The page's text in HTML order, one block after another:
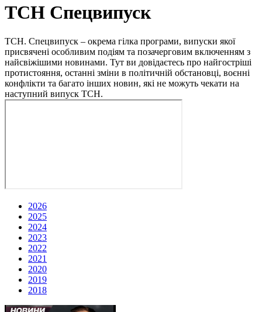
ТСН Спецвипуск
ТСН. Спецвипуск – окрема гілка програми, випуски якої
присвячені особливим подіям та позачерговим включенням з
найсвіжішими новинами. Тут ви довідаєтесь про найгостріші
протистояння, останні зміни в політичній обстановці, воєнні
конфлікти та багато інших новин, які не можуть чекати на
наступний випуск ТСН.
2026
2025
2024
2023
2022
2021
2020
2019
2018